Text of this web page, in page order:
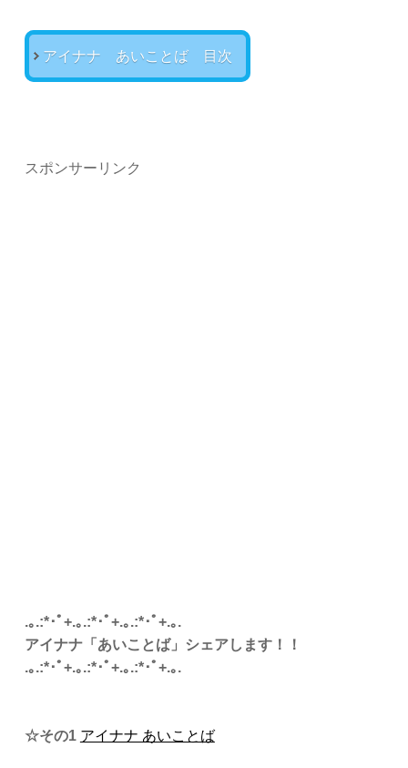
アイナナ あいことば 目次
スポンサーリンク
.｡.:*･ﾟ+.｡.:*･ﾟ+.｡.:*･ﾟ+.｡.
アイナナ「あいことば」シェアします！！
.｡.:*･ﾟ+.｡.:*･ﾟ+.｡.:*･ﾟ+.｡.
☆その1 アイナナ あいことば